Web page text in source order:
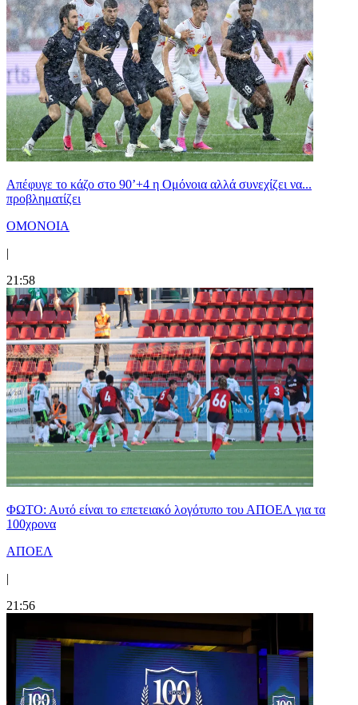
Απέφυγε το κάζο στο 90’+4 η Ομόνοια αλλά συνεχίζει να...
προβληματίζει
ΟΜΟΝΟΙΑ
|
21:58
ΦΩΤΟ: Αυτό είναι το επετειακό λογότυπο του ΑΠΟΕΛ για τα
100χρονα
ΑΠΟΕΛ
|
21:56